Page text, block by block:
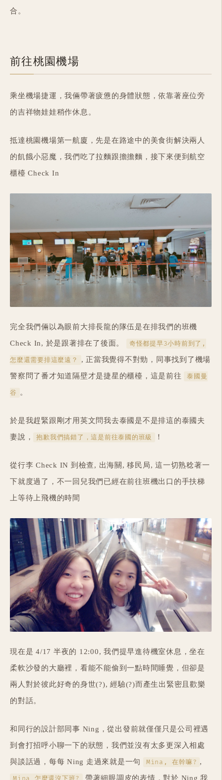
合。
前往桃園機場
乘坐機場捷運，我倆帶著疲憊的身體狀態，依靠著座位旁
的吉祥物娃娃稍作休息。
抵達桃園機場第一航廈，先是在路途中的美食街解決兩人
的飢餓小惡魔，我們吃了拉麵跟擔擔麵，接下來便到航空
櫃檯 Check In
完全我們倆以為眼前大排長龍的隊伍是在排我們的班機
Check In, 於是跟著排在了後面。 奇怪都提早3小時前到了,
怎麼還需要排這麼遠？ , 正當我覺得不對勁，同事找到了機場
警察問了番才知道隔壁才是捷星的櫃檯，這是前往 泰國曼
谷 。
於是我趕緊跟剛才用英文問我去泰國是不是排這的泰國夫
妻說， 抱歉我們搞錯了，這是前往泰國的班級 ！
從行李 Check IN 到檢查, 出海關, 移民局, 這一切熟稔著一
下就度過了，不一回兒我們已經在前往班機出口的手扶梯
上等待上飛機的時間
現在是 4/17 半夜的 12:00, 我們提早進待機室休息，坐在
柔軟沙發的大廳裡，看能不能偷到一點時間睡覺，但卻是
兩人對於彼此好奇的身世(?), 經驗(?)而產生出緊密且歡樂
的對話。
和同行的設計部同事 Ning，從出發前就僅僅只是公司裡遇
到會打招呼小聊一下的狀態，我們並沒有太多更深入相處
與談話過，每每 Ning 走過來就是一句 Mina, 在幹嘛? ,
Mina 怎麼還沒下班? 帶著細眼調皮的表情，對於 Ning 我